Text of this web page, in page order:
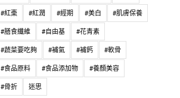
#紅棗 #紅潤 #經期 #美白 #肌膚保養
#膳食纖維 #自由基 #花青素
#蔬菜要吃夠 #補氣 #補鈣 #軟骨
#食品原料 #食品添加物 #養顏美容
#骨折 迷思